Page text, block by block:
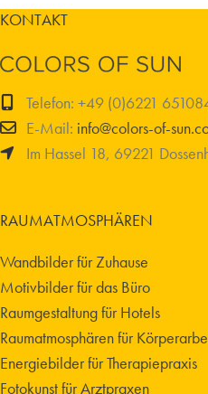
KONTAKT
Telefon: +49 (0)6221
E-Mail: info@colors-of-
Im Hassel 18, 69221
RAUMATMOSPHÄREN
Wandbilder für Zuhause
Motivbilder für das Büro
Raumgestaltung für Hotels
Raumatmosphären für
Energiebilder für Therapiepraxis
Fotokunst für Arztpraxen